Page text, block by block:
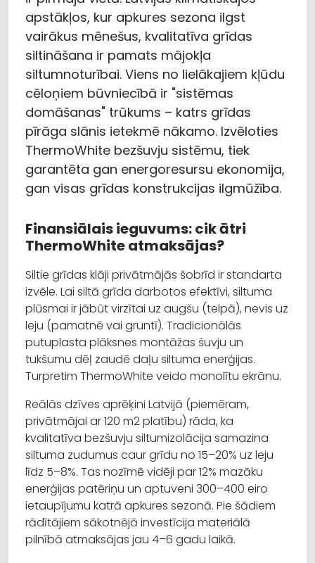
apstākļos, kur apkures sezona ilgst
vairākus mēnešus, kvalitatīva grīdas
siltināšana ir pamats mājokļa
siltumnoturībai. Viens no lielākajiem kļūdu
cēloņiem būvniecībā ir "sistēmas
domāšanas" trūkums – katrs grīdas
pīrāga slānis ietekmē nākamo. Izvēloties
ThermoWhite bezšuvju sistēmu, tiek
garantēta gan energoresursu ekonomija,
gan visas grīdas konstrukcijas ilgmūžība.
Finansiālais ieguvums: cik ātri
ThermoWhite atmaksājas?
Siltie grīdas klāji privātmājās šobrīd ir standarta
izvēle. Lai siltā grīda darbotos efektīvi, siltuma
plūsmai ir jābūt virzītai uz augšu (telpā), nevis uz
leju (pamatnē vai gruntī). Tradicionālās
putuplasta plāksnes montāžas šuvju un
tukšumu dēļ zaudē daļu siltuma enerģijas.
Turpretim ThermoWhite veido monolītu ekrānu.
Reālās dzīves aprēķini Latvijā (piemēram,
privātmājai ar 120 m2 platību) rāda, ka
kvalitatīva bezšuvju siltumizolācija samazina
siltuma zudumus caur grīdu no 15–20% uz leju
līdz 5–8%. Tas nozīmē vidēji par 12% mazāku
enerģijas patēriņu un aptuveni 300–400 eiro
ietaupījumu katrā apkures sezonā. Pie šādiem
rādītājiem sākotnējā investīcija materiālā
pilnībā atmaksājas jau 4–6 gadu laikā.